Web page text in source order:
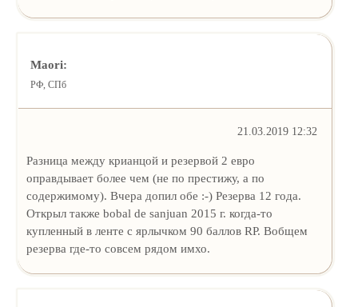
Maori:
РФ, СПб
21.03.2019 12:32
Разница между крианцой и резервой 2 евро
оправдывает более чем (не по престижу, а по
содержимому). Вчера допил обе :-) Резерва 12 года.
Открыл также bobal de sanjuan 2015 г. когда-то
купленный в ленте с ярлычком 90 баллов RP. Вобщем
резерва где-то совсем рядом имхо.